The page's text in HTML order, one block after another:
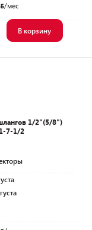
/мес
В корзину
1/2"(5/8")
7-1/2